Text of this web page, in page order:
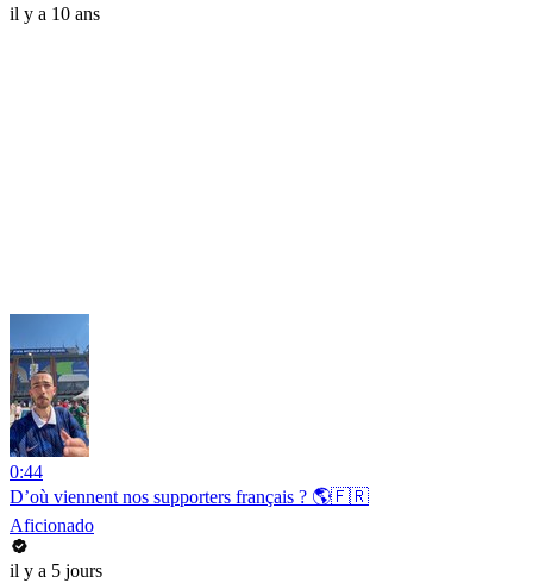
il y a 10 ans
0:44
D’où viennent nos supporters français ? 🌎🇫🇷
Aficionado
il y a 5 jours